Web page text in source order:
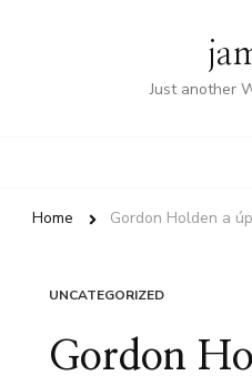
Just another
Home Gordon Holden a
UNCATEGORIZED
Gordon